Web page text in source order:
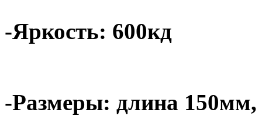
-Яркость: 600кд
-Размеры: длина